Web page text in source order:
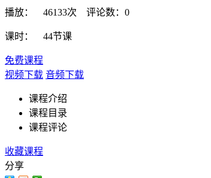
播放： 46133次 评论数：0
课时： 44节课
免费课程
视频下载 音频下载
课程介绍
课程目录
课程评论
收藏课程
分享